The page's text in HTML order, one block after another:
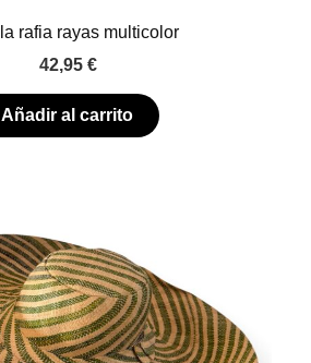
rafia rayas multicolor
42,95 €
Añadir al carrito